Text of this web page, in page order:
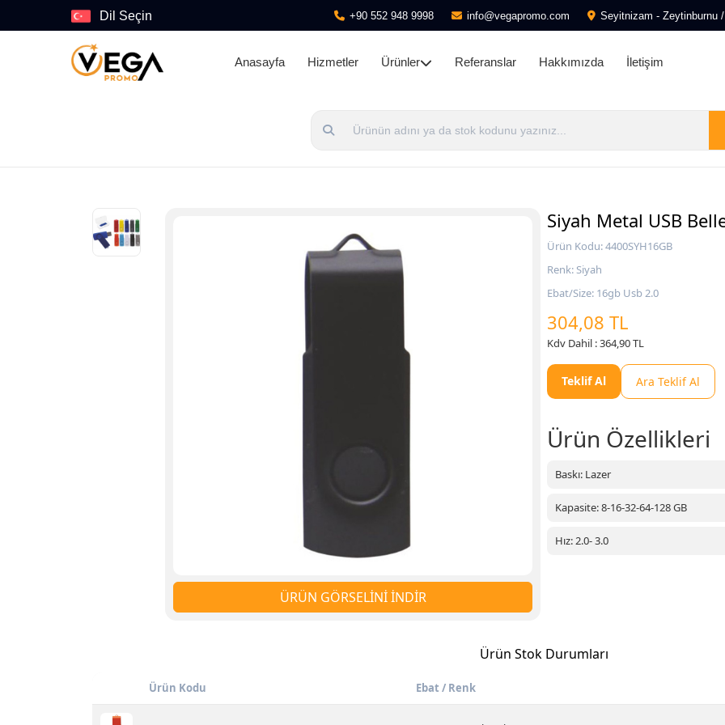
Dil Seçin +90 552 948 9998 info@vegapromo.com Seyitnizam - Zeytinburnu
Anasayfa Hizmetler Ürünler Referanslar Hakkımızda İletişim
ÜRÜN GÖRSELİNİ İNDİR
Siyah Metal USB
Ürün Kodu: 4400SYH16GB
Renk: Siyah
Ebat/Size: 16gb Usb 2.0
304,08 TL
Kdv Dahil : 364,90 TL
Teklif Al Ara Teklif Al
Ürün Özellikleri
Baskı: Lazer
Kapasite: 8-16-32-64-128 GB
Hız: 2.0- 3.0
Ürün Stok Durumları
Ürün Kodu Ebat / Renk